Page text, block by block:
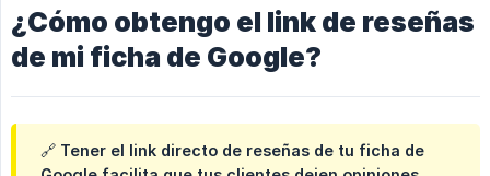
¿Cómo obtengo el link de reseñas
de mi ficha de Google?
🔗 Tener el link directo de reseñas de tu ficha de